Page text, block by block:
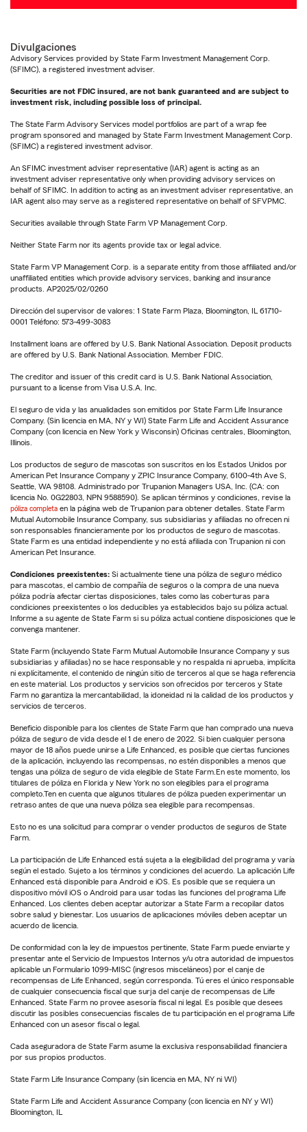
Divulgaciones
Advisory Services provided by State Farm Investment Management Corp.
(SFIMC), a registered investment adviser.
Securities are not FDIC insured, are not bank guaranteed and are subject to
investment risk, including possible loss of principal.
The State Farm Advisory Services model portfolios are part of a wrap fee
program sponsored and managed by State Farm Investment Management Corp.
(SFIMC) a registered investment advisor.
An SFIMC investment adviser representative (IAR) agent is acting as an
investment adviser representative only when providing advisory services on
behalf of SFIMC. In addition to acting as an investment adviser representative, an
IAR agent also may serve as a registered representative on behalf of SFVPMC.
Securities available through State Farm VP Management Corp.
Neither State Farm nor its agents provide tax or legal advice.
State Farm VP Management Corp. is a separate entity from those affiliated and/or
unaffiliated entities which provide advisory services, banking and insurance
products. AP2025/02/0260
Dirección del supervisor de valores: 1 State Farm Plaza, Bloomington, IL 61710-
0001 Teléfono: 573-499-3083
Installment loans are offered by U.S. Bank National Association. Deposit products
are offered by U.S. Bank National Association. Member FDIC.
The creditor and issuer of this credit card is U.S. Bank National Association,
pursuant to a license from Visa U.S.A. Inc.
El seguro de vida y las anualidades son emitidos por State Farm Life Insurance
Company. (Sin licencia en MA, NY y WI) State Farm Life and Accident Assurance
Company (con licencia en New York y Wisconsin) Oficinas centrales, Bloomington,
Illinois.
Los productos de seguro de mascotas son suscritos en los Estados Unidos por
American Pet Insurance Company y ZPIC Insurance Company, 6100-4th Ave S,
Seattle, WA 98108. Administrado por Trupanion Managers USA, Inc. (CA: con
licencia No. 0G22803, NPN 9588590). Se aplican términos y condiciones, revise la
póliza completa en la página web de Trupanion para obtener detalles. State Farm
Mutual Automobile Insurance Company, sus subsidiarias y afiliadas no ofrecen ni
son responsables financieramente por los productos de seguro de mascotas.
State Farm es una entidad independiente y no está afiliada con Trupanion ni con
American Pet Insurance.
Condiciones preexistentes: Si actualmente tiene una póliza de seguro médico
para mascotas, el cambio de compañía de seguros o la compra de una nueva
póliza podría afectar ciertas disposiciones, tales como las coberturas para
condiciones preexistentes o los deducibles ya establecidos bajo su póliza actual.
Informe a su agente de State Farm si su póliza actual contiene disposiciones que le
convenga mantener.
State Farm (incluyendo State Farm Mutual Automobile Insurance Company y sus
subsidiarias y afiliadas) no se hace responsable y no respalda ni aprueba, implícita
ni explícitamente, el contenido de ningún sitio de terceros al que se haga referencia
en este material. Los productos y servicios son ofrecidos por terceros y State
Farm no garantiza la mercantabilidad, la idoneidad ni la calidad de los productos y
servicios de terceros.
Beneficio disponible para los clientes de State Farm que han comprado una nueva
póliza de seguro de vida desde el 1 de enero de 2022. Si bien cualquier persona
mayor de 18 años puede unirse a Life Enhanced, es posible que ciertas funciones
de la aplicación, incluyendo las recompensas, no estén disponibles a menos que
tengas una póliza de seguro de vida elegible de State Farm.En este momento, los
titulares de póliza en Florida y New York no son elegibles para el programa
completo.Ten en cuenta que algunos titulares de póliza pueden experimentar un
retraso antes de que una nueva póliza sea elegible para recompensas.
Esto no es una solicitud para comprar o vender productos de seguros de State
Farm.
La participación de Life Enhanced está sujeta a la elegibilidad del programa y varía
según el estado. Sujeto a los términos y condiciones del acuerdo. La aplicación Life
Enhanced está disponible para Android e iOS. Es posible que se requiera un
dispositivo móvil iOS o Android para usar todas las funciones del programa Life
Enhanced. Los clientes deben aceptar autorizar a State Farm a recopilar datos
sobre salud y bienestar. Los usuarios de aplicaciones móviles deben aceptar un
acuerdo de licencia.
De conformidad con la ley de impuestos pertinente, State Farm puede enviarte y
presentar ante el Servicio de Impuestos Internos y/u otra autoridad de impuestos
aplicable un Formulario 1099-MISC (ingresos misceláneos) por el canje de
recompensas de Life Enhanced, según corresponda. Tú eres el único responsable
de cualquier consecuencia fiscal que surja del canje de recompensas de Life
Enhanced. State Farm no provee asesoría fiscal ni legal. Es posible que desees
discutir las posibles consecuencias fiscales de tu participación en el programa Life
Enhanced con un asesor fiscal o legal.
Cada aseguradora de State Farm asume la exclusiva responsabilidad financiera
por sus propios productos.
State Farm Life Insurance Company (sin licencia en MA, NY ni WI)
State Farm Life and Accident Assurance Company (con licencia en NY y WI)
Bloomington, IL